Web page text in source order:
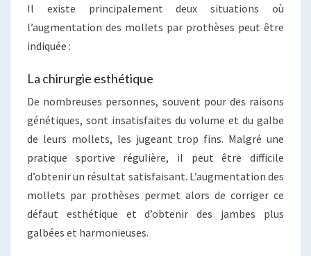
Il existe principalement deux situations où
l’augmentation des mollets par prothèses peut être
indiquée :
La chirurgie esthétique
De nombreuses personnes, souvent pour des raisons
génétiques, sont insatisfaites du volume et du galbe
de leurs mollets, les jugeant trop fins. Malgré une
pratique sportive régulière, il peut être difficile
d’obtenir un résultat satisfaisant. L’augmentation des
mollets par prothèses permet alors de corriger ce
défaut esthétique et d’obtenir des jambes plus
galbées et harmonieuses.